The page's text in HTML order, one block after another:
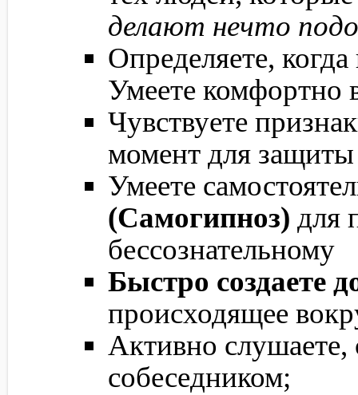
делают нечто
Определяете,
Умеете комфортно
Чувствуете
момент для защиты
Умеете
(Самогипноз) для
бессознательному
Быстро создаете
происходящее
Активно
собеседником;